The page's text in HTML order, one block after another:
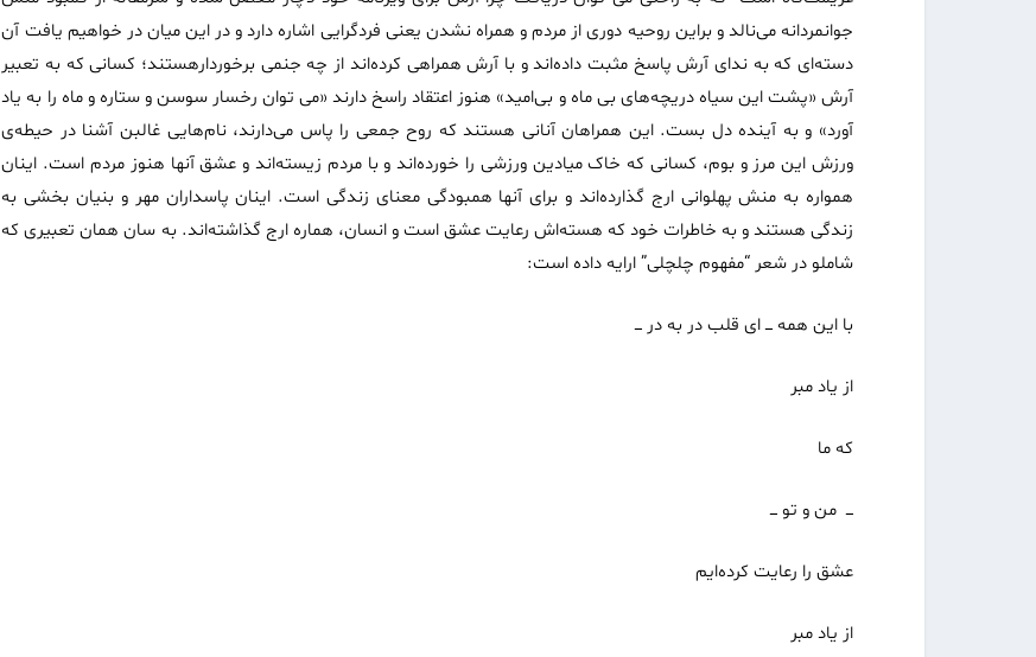
جوانمردانه می‌نالد و براین روحیه دوری از مردم و همراه نشدن یعنی فرد‌گرایی اشاره دارد و در این میان در خواهیم یافت آن
دسته‌ای که به ندای آرش پاسخ مثبت داده‌اند و با آرش همراهی کرده‌اند از چه جنمی برخوردارهستند؛ کسانی که به تعبیر
آرش «پشت این سیاه دریچه‌های بی ماه و بی‌امید» هنوز اعتقاد راسخ دارند «می توان رخسار سوسن و ستاره و ماه را به یاد
آورد» و به آینده دل بست. این همراهان آنانی هستند که روح جمعی را پاس می‌دارند، نام‌هایی غالبن آشنا در حیطه‌ی
ورزش این مرز و بوم، کسانی که خاک میادین ورزشی را خورده‌اند و با مردم زیسته‌اند و عشق آنها هنوز مردم است. اینان
همواره به منش پهلوانی ارج گذارده‌اند و برای آنها همبودگی معنای زندگی است. اینان پاسداران مهر و بنیان بخشی به
زندگی هستند و به خاطرات خود که هسته‌اش رعایت عشق است و انسان، هماره ارج گذاشته‌اند. به سان همان تعبیری که
شاملو در شعر “مفهوم چلچلی” ارایه داده است:
با این همه­­ ـــ ای قلب در به در ـــ
از یاد مبر
که ما
ـــ من و تو ـــ
عشق را رعایت کرده‌ایم
از یاد مبر